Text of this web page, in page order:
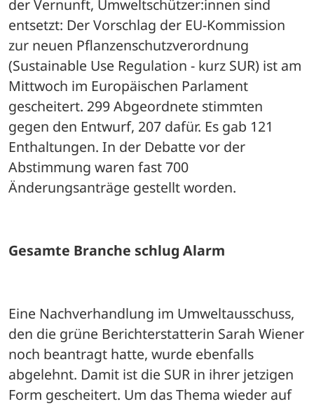
der Vernunft, Umweltschützer:innen sind
entsetzt: Der Vorschlag der EU-Kommission
zur neuen Pflanzenschutzverordnung
(Sustainable Use Regulation - kurz SUR) ist am
Mittwoch im Europäischen Parlament
gescheitert. 299 Abgeordnete stimmten
gegen den Entwurf, 207 dafür. Es gab 121
Enthaltungen. In der Debatte vor der
Abstimmung waren fast 700
Änderungsanträge gestellt worden.
Gesamte Branche schlug Alarm
Eine Nachverhandlung im Umweltausschuss,
den die grüne Berichterstatterin Sarah Wiener
noch beantragt hatte, wurde ebenfalls
abgelehnt. Damit ist die SUR in ihrer jetzigen
Form gescheitert. Um das Thema wieder auf